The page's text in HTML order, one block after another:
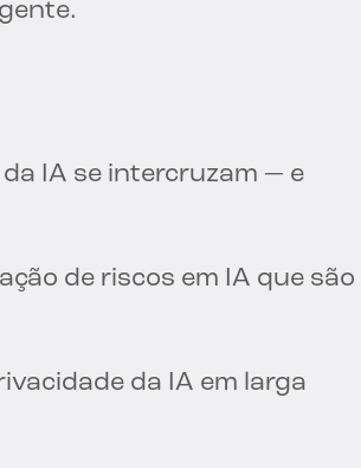
IA se intercruzam — e
de riscos em IA que são
da IA em larga